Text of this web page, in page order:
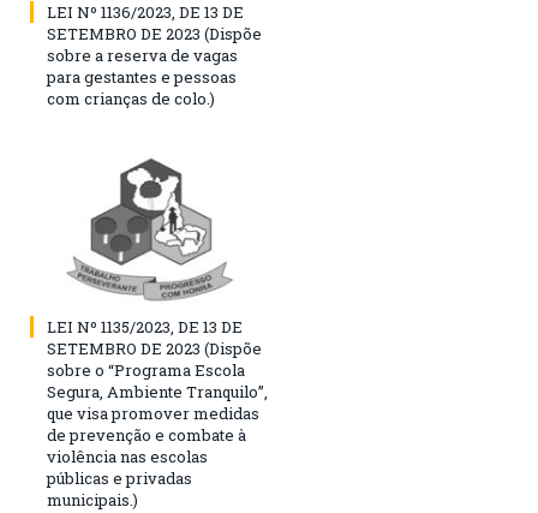
LEI Nº 1136/2023, DE 13 DE
SETEMBRO DE 2023 (Dispõe
sobre a reserva de vagas
para gestantes e pessoas
com crianças de colo.)
LEI Nº 1135/2023, DE 13 DE
SETEMBRO DE 2023 (Dispõe
sobre o “Programa Escola
Segura, Ambiente Tranquilo”,
que visa promover medidas
de prevenção e combate à
violência nas escolas
públicas e privadas
municipais.)